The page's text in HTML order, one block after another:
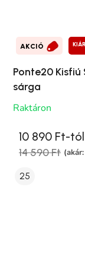
AKCIÓ
Ponte20
sárga
Raktáron
10 890 Ft-tól
14 590 Ft
25